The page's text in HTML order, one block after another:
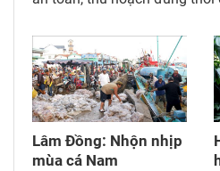
Lâm Đồng: Nhộn nhịp
mùa cá Nam